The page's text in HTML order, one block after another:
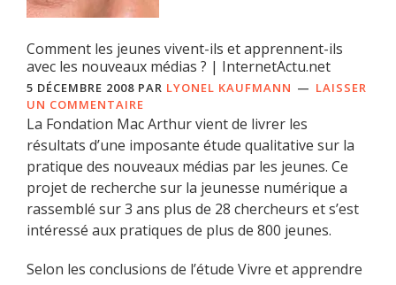
Comment les jeunes vivent-ils et apprennent-ils
avec les nouveaux médias ? | InternetActu.net
5 DÉCEMBRE 2008 PAR LYONEL KAUFMANN
LAISSER
UN COMMENTAIRE
La Fondation Mac Arthur vient de livrer les
résultats d’une imposante étude qualitative sur la
pratique des nouveaux médias par les jeunes. Ce
projet de recherche sur la jeunesse numérique a
rassemblé sur 3 ans plus de 28 chercheurs et s’est
intéressé aux pratiques de plus de 800 jeunes.
Selon les conclusions de l’étude Vivre et apprendre